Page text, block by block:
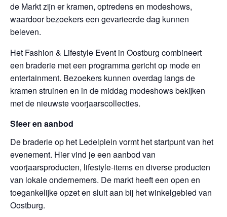
de Markt zijn er kramen, optredens en modeshows,
waardoor bezoekers een gevarieerde dag kunnen
beleven.
Het Fashion & Lifestyle Event in Oostburg combineert
een braderie met een programma gericht op mode en
entertainment. Bezoekers kunnen overdag langs de
kramen struinen en in de middag modeshows bekijken
met de nieuwste voorjaarscollecties.
Sfeer en aanbod
De braderie op het Ledelplein vormt het startpunt van het
evenement. Hier vind je een aanbod van
voorjaarsproducten, lifestyle-items en diverse producten
van lokale ondernemers. De markt heeft een open en
toegankelijke opzet en sluit aan bij het winkelgebied van
Oostburg.